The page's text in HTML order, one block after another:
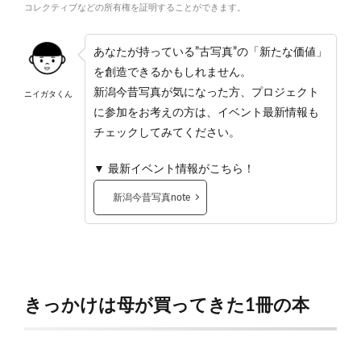
コレクティブなどの所有権を証明することができます。
ニイガタくん
あなたが持っている”古写真”の「新たな価値」
を創造できるかもしれません。
新潟今昔写真が気になった方、プロジェクト
に参加をお考えの方は、イベント最新情報も
チェックしてみてください。
▼ 最新イベント情報がこちら！
新潟今昔写真note
きっかけは母が買ってきた1冊の本